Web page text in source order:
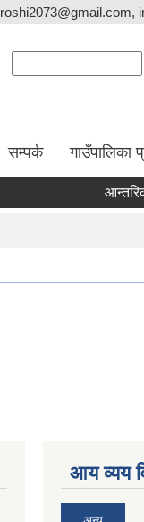
roshi2073@gmail.com,
सम्पर्क गाउँपालिका
आय व्यय